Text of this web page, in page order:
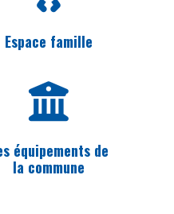
Espace famille
équipements de
la commune